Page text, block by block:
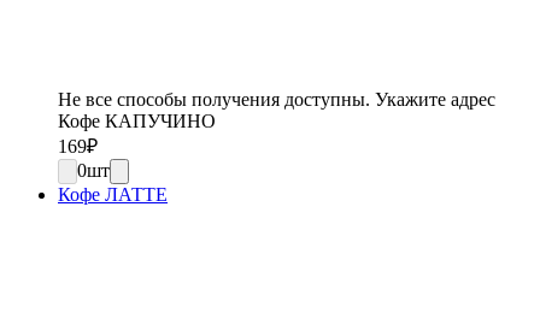
Не все способы получения доступны. Укажите адрес
Кофе КАПУЧИНО
169₽
0шт
Кофе ЛАТТЕ